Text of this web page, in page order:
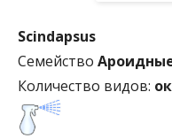
Scindapsus
Семейство
Количество видов: